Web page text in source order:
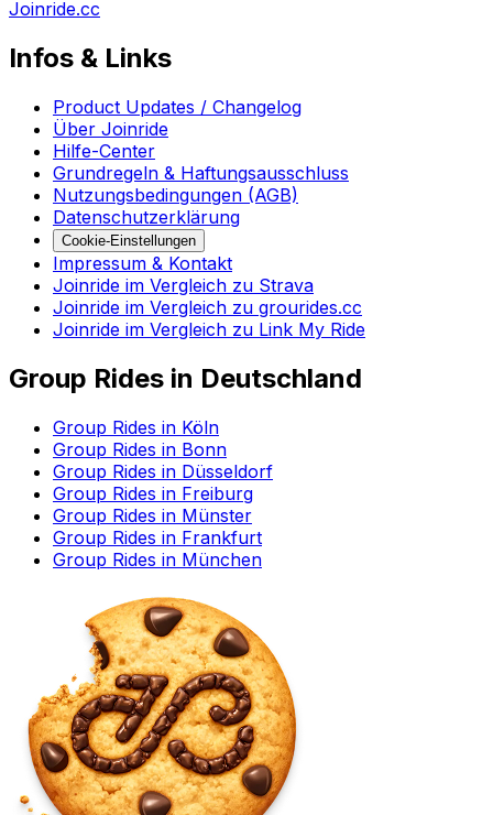
Joinride.cc
Infos & Links
Product Updates / Changelog
Über Joinride
Hilfe-Center
Grundregeln & Haftungsausschluss
Nutzungsbedingungen (AGB)
Datenschutzerklärung
Cookie-Einstellungen
Impressum & Kontakt
Joinride im Vergleich zu Strava
Joinride im Vergleich zu grourides.cc
Joinride im Vergleich zu Link My Ride
Group Rides in Deutschland
Group Rides in Köln
Group Rides in Bonn
Group Rides in Düsseldorf
Group Rides in Freiburg
Group Rides in Münster
Group Rides in Frankfurt
Group Rides in München